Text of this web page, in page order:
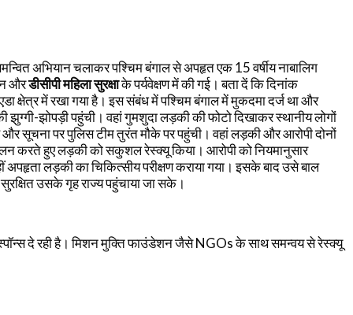
अभियान चलाकर पश्चिम बंगाल से अपहृत एक 15 वर्षीय नाबालिग
औरडीसीपी महिला सुरक्षाके पर्यवेक्षण में की गई। बता दें कि दिनांक
क्षेत्र में रखा गया है। इस संबंध में पश्चिम बंगाल में मुकदमा दर्ज था और
झोपड़ी पहुंची। वहां गुमशुदा लड़की की फोटो दिखाकर स्थानीय लोगों
सूचना पर पुलिस टीम तुरंत मौके पर पहुंची। वहां लड़की और आरोपी दोनों
करते हुए लड़की को सकुशल रेस्क्यू किया। आरोपी को नियमानुसार
अपहृता लड़की का चिकित्सीय परीक्षण कराया गया। इसके बाद उसे बाल
उसके गृह राज्य पहुंचाया जा सके।
दे रही है। मिशन मुक्ति फाउंडेशन जैसे NGOs के साथ समन्वय से रेस्क्यू